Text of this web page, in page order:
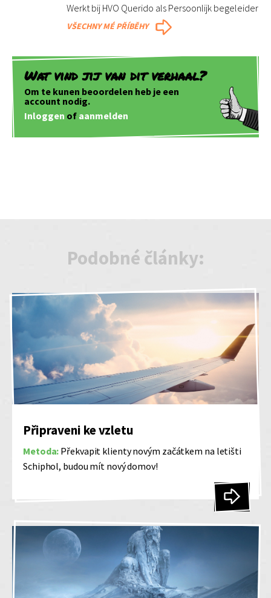
Werkt bij HVO Querido als Persoonlijk begeleider
VŠECHNY MÉ PŘÍBĚHY
Wat vind jij van dit verhaal?
Om te kunen beoordelen heb je een
account nodig.
Inloggen of aanmelden
Podobné články:
Připraveni ke vzletu
Metoda: Překvapit klienty novým začátkem na letišti
Schiphol, budou mít nový domov!